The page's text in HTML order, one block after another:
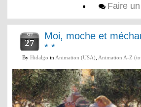
Faire
SEP
27
Moi, moche et
* *
By Hidalgo in Animation (USA) Animation A-Z